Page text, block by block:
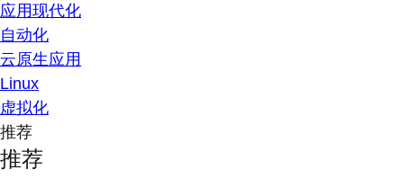
应用现代化
自动化
云原生应用
Linux
虚拟化
推荐
推荐